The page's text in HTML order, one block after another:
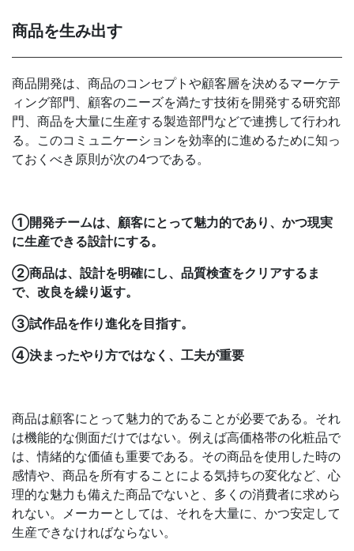
商品を生み出す
商品開発は、商品のコンセプトや顧客層を決めるマーケテ
ィング部門、顧客のニーズを満たす技術を開発する研究部
門、商品を大量に生産する製造部門などで連携して行われ
る。このコミュニケーションを効率的に進めるために知っ
ておくべき原則が次の4つである。
①開発チームは、顧客にとって魅力的であり、かつ現実
に生産できる設計にする。
②商品は、設計を明確にし、品質検査をクリアするま
で、改良を繰り返す。
③試作品を作り進化を目指す。
④決まったやり方ではなく、工夫が重要
商品は顧客にとって魅力的であることが必要である。それ
は機能的な側面だけではない。例えば高価格帯の化粧品で
は、情緒的な価値も重要である。その商品を使用した時の
感情や、商品を所有することによる気持ちの変化など、心
理的な魅力も備えた商品でないと、多くの消費者に求めら
れない。メーカーとしては、それを大量に、かつ安定して
生産できなければならない。